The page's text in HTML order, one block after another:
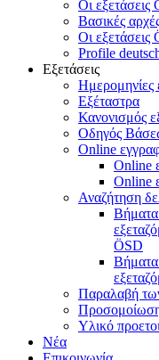
Οι εξετάσεις
Βασικές
Οι εξετάσεις
Profile
Εξετάσεις
Ημερομηνίες
Εξέταστρα
Κανονισμός
Οδηγός
Online
Online
Online
Αναζήτηση
Βήματα
ÖSD
Βήματα
Παραλαβή
Υλικό
Νέα